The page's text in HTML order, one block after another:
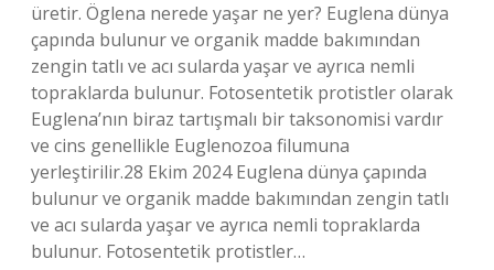
üretir. Öglena nerede yaşar ne yer? Euglena dünya
çapında bulunur ve organik madde bakımından
zengin tatlı ve acı sularda yaşar ve ayrıca nemli
topraklarda bulunur. Fotosentetik protistler olarak
Euglena’nın biraz tartışmalı bir taksonomisi vardır
ve cins genellikle Euglenozoa filumuna
yerleştirilir.28 Ekim 2024 Euglena dünya çapında
bulunur ve organik madde bakımından zengin tatlı
ve acı sularda yaşar ve ayrıca nemli topraklarda
bulunur. Fotosentetik protistler…